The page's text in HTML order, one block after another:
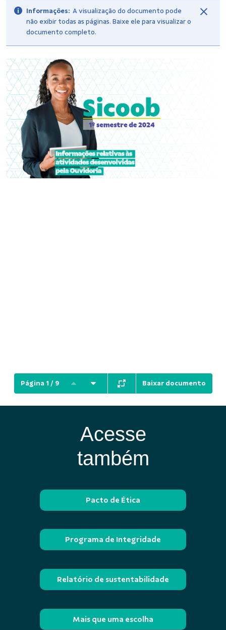
Informações: A visualização do documento pode
não exibir todas as páginas. Baixe ele para visualizar o
documento completo.
Página 1 / 9 Baixar documento
Acesse
também
Pacto de Ética
Programa de Integridade
Relatório de sustentabilidade
Mais que uma escolha